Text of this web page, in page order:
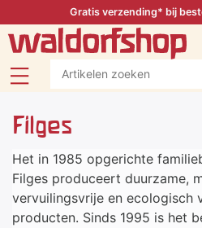
Gratis verzending* bij
Filges
Het in 1985 opgerichte
Filges produceert duurzame,
vervuilingsvrije en ecologisch
producten. Sinds 1995 is het